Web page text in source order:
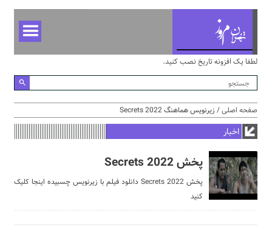
لطفا یک افزونه تاریخ نصب کنید.
صفحه اصلی/ زیرنویس هماهنگ Secrets 2022
اخبار
پخش Secrets 2022
پخش Secrets 2022 دانلود فيلم با زيرنويس چسبيده اينجا کليک
کنيد